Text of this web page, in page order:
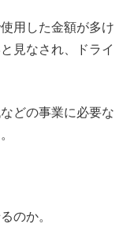
用した金額が多け
見なされ、ドライ
どの事業に必要な
のか。